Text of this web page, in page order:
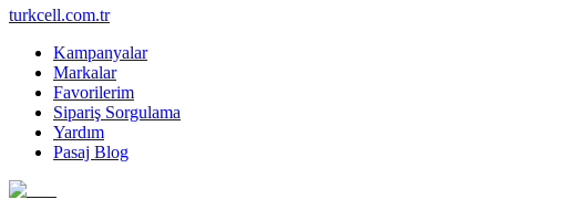
turkcell.com.tr
Kampanyalar
Markalar
Favorilerim
Sipariş Sorgulama
Yardım
Pasaj Blog